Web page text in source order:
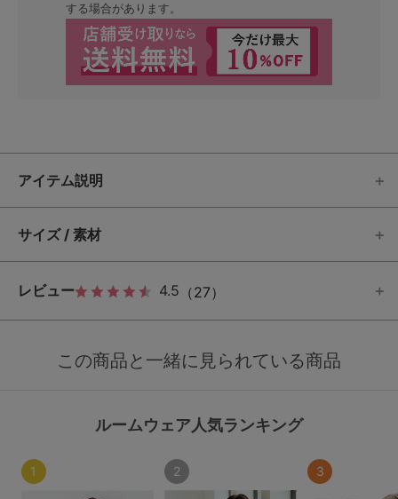
する場合があります。
アイテム説明
サイズ / 素材
レビュー 4.5 （27）
この商品と一緒に見られている商品
ルームウェア人気ランキング
1 2 3